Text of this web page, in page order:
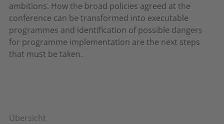
Übersicht
ambitions. How the broad policies agreed at the
conference can be transformed into executable
programmes and identification of possible dangers
for programme implementation are the next steps
that must be taken.